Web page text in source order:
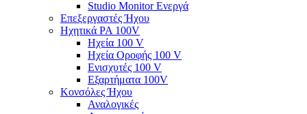
Studio Monitor Ενεργά
Επεξεργαστές Ήχου
Ηχητικά PA 100V
Ηχεία 100 V
Ηχεία Οροφής 100 V
Ενισχυτές 100 V
Εξαρτήματα 100V
Κονσόλες Ήχου
Αναλογικές